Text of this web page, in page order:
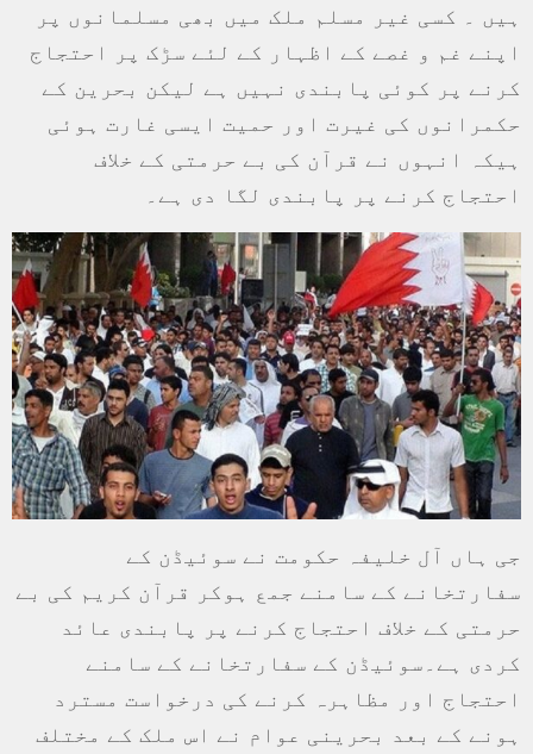
ہیں ۔ کسی غیر مسلم ملک میں بھی مسلمانوں پر
اپنے غم و غصے کے اظہار کے لئے سڑک پر احتجاج
کرنے پر کوئی پابندی نہیں ہے لیکن بحرین کے
حکمرانوں کی غیرت اور حمیت ایسی غارت ہوئی
ہیکہ انہوں نے قرآن کی بے حرمتی کے خلاف
احتجاج کرنے پر پابندی لگا دی ہے۔
جی ہاں آل خلیفہ حکومت نے سوئیڈن کے
سفارتخانے کے سامنے جمع ہوکر قرآن کریم کی بے
حرمتی کے خلاف احتجاج کرنے پر پابندی عائد
کردی ہے۔سوئیڈن کے سفارتخانے کے سامنے
احتجاج اور مظاہرہ کرنے کی درخواست مسترد
ہونے کے بعد بحرینی عوام نے اس ملک کے مختلف